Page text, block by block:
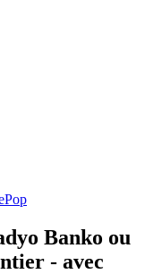
Pop
Banko ou
- avec